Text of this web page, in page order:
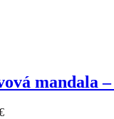
mandala
Price